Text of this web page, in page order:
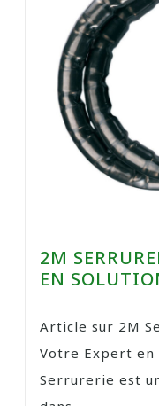
2M
EN
Article sur 2M
Votre Expert en
Serrurerie est